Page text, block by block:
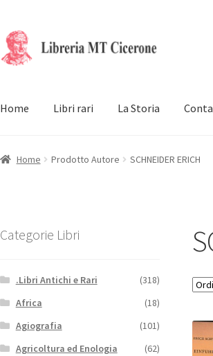
Vai
alla
Vai
al
Home Libri rari La Storia
Home Prodotto Autore SCHNEIDER ERICH
Categorie Libri
.Libri Antichi e Rari
(318)
Africa
(18)
Agiografia
(101)
Agricoltura ed Enologia
(62)